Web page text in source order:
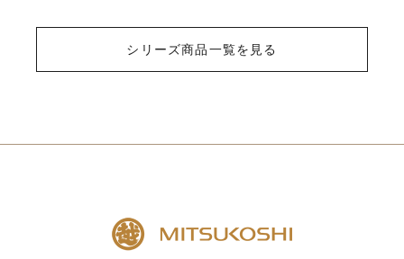
シリーズ商品一覧を見る